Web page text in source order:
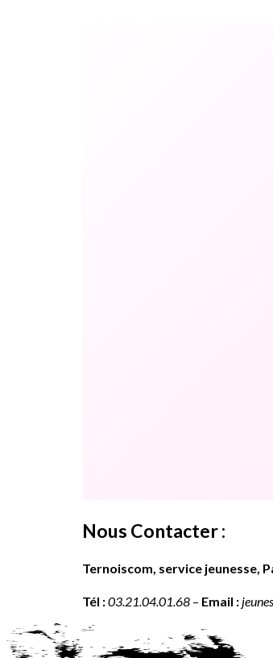
Nous Contacter :
Ternoiscom, service jeunesse,
Tél :03.21.04.01.68 – Email :